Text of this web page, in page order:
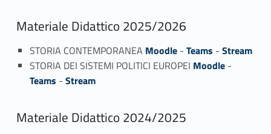
Materiale Didattico 2025/2026
STORIA CONTEMPORANEA Moodle- Teams - Stream
STORIA DEI SISTEMI POLITICI EUROPEI Moodle-
Teams - Stream
Materiale Didattico 2024/2025